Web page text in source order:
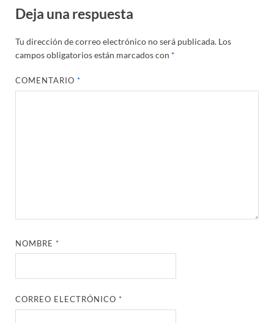
Deja una respuesta
Tu dirección de correo electrónico no será publicada. Los
campos obligatorios están marcados con *
COMENTARIO*
NOMBRE*
CORREO ELECTRÓNICO*